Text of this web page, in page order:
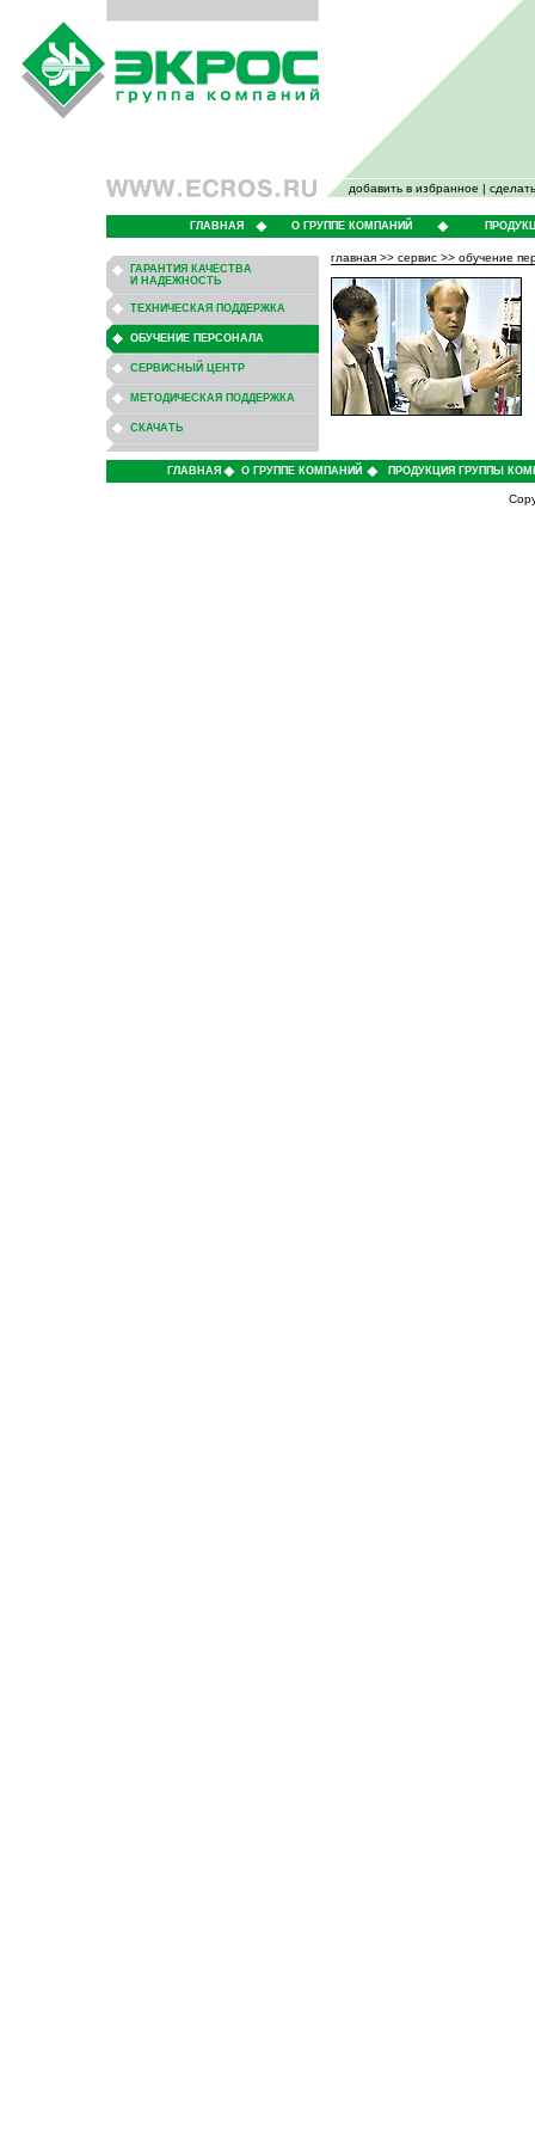
добавить в избранное |
ГЛАВНАЯ О ГРУППЕ КОМПАНИЙ
ГАРАНТИЯ КАЧЕСТВА
И НАДЕЖНОСТЬ
ТЕХНИЧЕСКАЯ ПОДДЕРЖКА
ОБУЧЕНИЕ ПЕРСОНАЛА
СЕРВИСНЫЙ ЦЕНТР
МЕТОДИЧЕСКАЯ ПОДДЕРЖКА
СКАЧАТЬ
главная >> сервис >> обучение
ГЛАВНАЯ О ГРУППЕ КОМПАНИЙ ПРОДУКЦИЯ ГРУППЫ